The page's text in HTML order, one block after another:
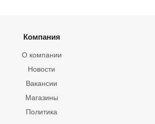
Компания
О компании
Новости
Вакансии
Магазины
Политика